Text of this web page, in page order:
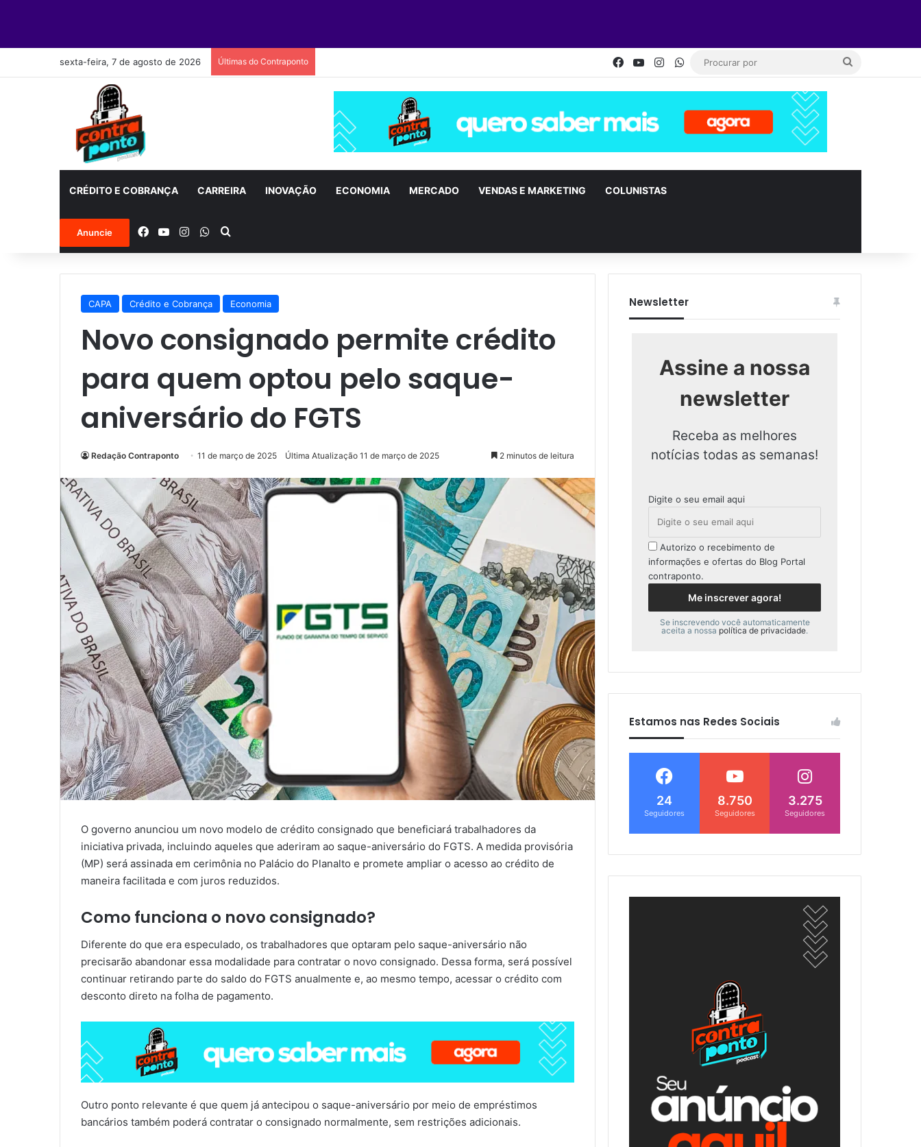
sexta-feira, 7 de agosto de 2026 Últimas do Contraponto Facebook
YouTubeInstagramWhatsApp
CRÉDITO E COBRANÇA CARREIRA INOVAÇÃO ECONOMIA MERCADO VENDAS E MARKETING COLUNISTAS
Anuncie Facebook
YouTubeInstagramWhatsApp
Procurar por
CAPA Crédito e Cobrança Economia
Novo consignado permite crédito
para quem optou pelo saque-
aniversário do FGTS
Redação Contraponto 11 de março de 2025 Última Atualização 11 de março de 2025 2 minutos de leitura
O governo anunciou um novo modelo de crédito consignado que beneficiará trabalhadores da
iniciativa privada, incluindo aqueles que aderiram ao saque-aniversário do FGTS. A medida provisória
(MP) será assinada em cerimônia no Palácio do Planalto e promete ampliar o acesso ao crédito de
maneira facilitada e com juros reduzidos.
Como funciona o novo consignado?
Diferente do que era especulado, os trabalhadores que optaram pelo saque-aniversário não
precisarão abandonar essa modalidade para contratar o novo consignado. Dessa forma, será possível
continuar retirando parte do saldo do FGTS anualmente e, ao mesmo tempo, acessar o crédito com
desconto direto na folha de pagamento.
Outro ponto relevante é que quem já antecipou o saque-aniversário por meio de empréstimos
bancários também poderá contratar o consignado normalmente, sem restrições adicionais.
Newsletter
Assine a nossa
newsletter
Receba as melhores
notícias todas as semanas!
Digite o seu email aqui
Autorizo o recebimento de
informações e ofertas do Blog Portal
contraponto.
Se inscrevendo você automaticamente
aceita a nossa política de privacidade.
Estamos nas Redes Sociais
24
Seguidores
8.750
Seguidores
3.275
Seguidores